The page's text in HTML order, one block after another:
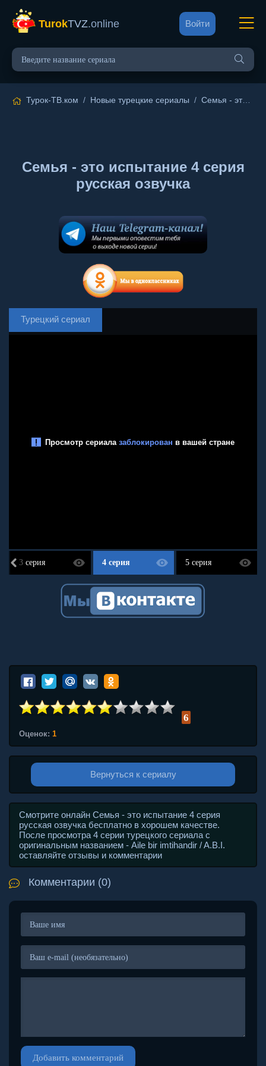
TurokTVZ.online Войти
Турок-ТВ.ком / Новые турецкие сериалы / Семья - это испытание
Семья - это испытание 4 серия
русская озвучка
Турецкий сериал
3 серия 4 серия 5 серия
6
Оценок: 1
Вернуться к сериалу
Смотрите онлайн Семья - это испытание 4 серия
русская озвучка бесплатно в хорошем качестве.
После просмотра 4 серии турецкого сериала с
оригинальным названием - Aile bir imtihandir / A.B.I.
оставляйте отзывы и комментарии
Комментарии (0)
Добавить комментарий